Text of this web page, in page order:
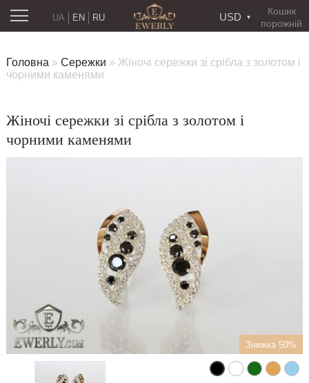
Кошик
порожній
USD
RU
UA EN
Головна » Сережки » Жіночі сережки зі срібла з золотом і
чорними каменями
Жіночі сережки зі срібла з золотом і
чорними каменями
Знижка 50%